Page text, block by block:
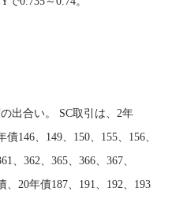
出合い。 SC取引は、2年
146、149、150、155、156、
、362、365、366、367、
、20年債187、191、192、193